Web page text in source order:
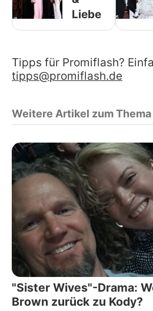
Liebe
Tipps für Promiflash?
tipps@promiflash.de
Weitere Artikel zum Thema
"Sister Wives"-Drama:
Brown zurück zu Kody?